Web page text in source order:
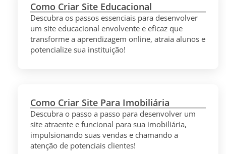
Como Criar Site Educacional
Descubra os passos essenciais para desenvolver
um site educacional envolvente e eficaz que
transforme a aprendizagem online, atraia alunos e
potencialize sua instituição!
Como Criar Site Para Imobiliária
Descubra o passo a passo para desenvolver um
site atraente e funcional para sua imobiliária,
impulsionando suas vendas e chamando a
atenção de potenciais clientes!